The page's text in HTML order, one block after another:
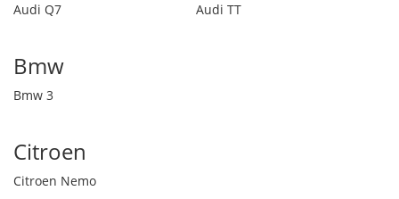
Audi Q7
Audi TT
Bmw
Bmw 3
Citroen
Citroen Nemo